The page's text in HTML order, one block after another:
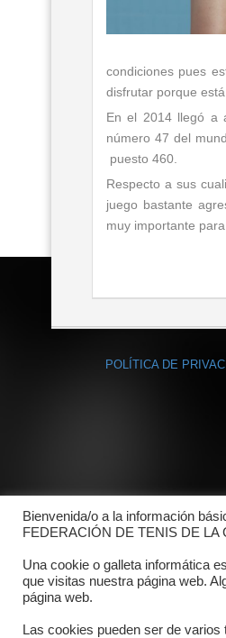
condiciones pues
disfrutar porque
En el 2014 llegó a
número 47 del
puesto 460.
Respecto a sus
juego bastante
muy importante para
POLÍTICA DE
Bienvenida/o a la información
FEDERACIÓN DE TENIS DE
Una cookie o galleta informática
que visitas nuestra página web.
página web.
Las cookies pueden ser de